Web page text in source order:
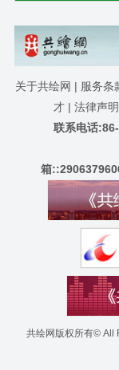
关于共绘网 | 服务条
才 | 法律声明
联系电话
箱::
共绘网版权所有© All